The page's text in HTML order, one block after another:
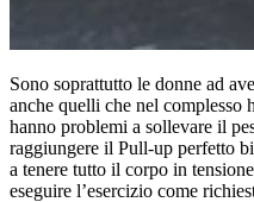
Sono soprattutto le donne ad
anche quelli che nel complesso
hanno problemi a sollevare il
raggiungere il Pull-up perfetto
a tenere tutto il corpo in
eseguire l’esercizio come